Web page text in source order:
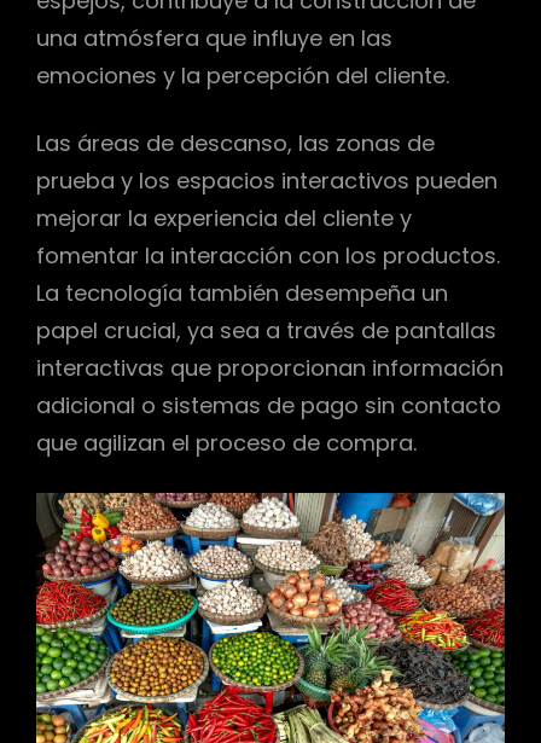
una atmósfera que influye en las
emociones y la percepción del cliente.
Las áreas de descanso, las zonas de
prueba y los espacios interactivos pueden
mejorar la experiencia del cliente y
fomentar la interacción con los productos.
La tecnología también desempeña un
papel crucial, ya sea a través de pantallas
interactivas que proporcionan información
adicional o sistemas de pago sin contacto
que agilizan el proceso de compra.